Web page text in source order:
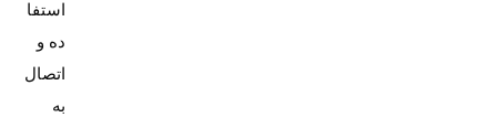
استفا
ده و
اتصال
به